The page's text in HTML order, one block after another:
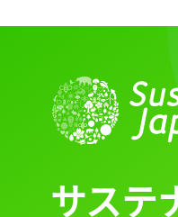
サステ